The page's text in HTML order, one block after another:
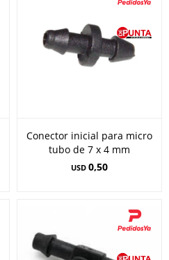
Conector inicial para micro
tubo de 7 x 4 mm
USD 0,50